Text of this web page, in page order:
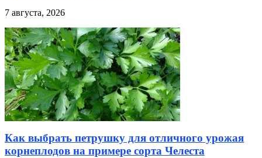
7 августа, 2026
Как выбрать петрушку для отличного урожая
корнеплодов на примере сорта Челеста